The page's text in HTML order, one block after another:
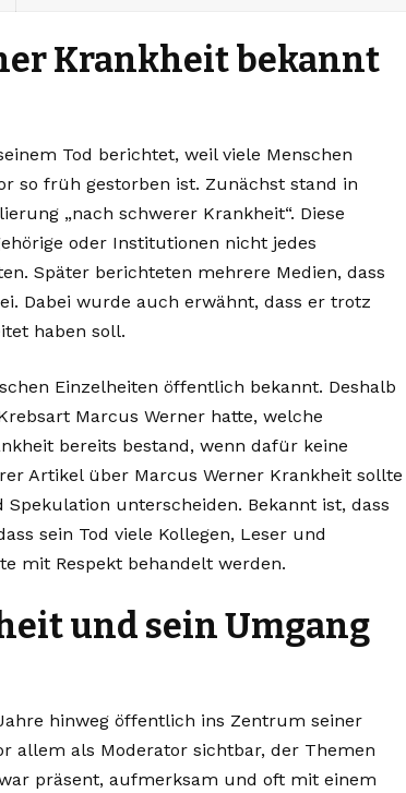
Krankheit bekannt
Tod berichtet, weil viele Menschen
so früh gestorben ist. Zunächst stand in
„nach schwerer Krankheit“. Diese
oder Institutionen nicht jedes
Später berichteten mehrere Medien, dass
Dabei wurde auch erwähnt, dass er trotz
haben soll.
Einzelheiten öffentlich bekannt. Deshalb
Marcus Werner hatte, welche
bereits bestand, wenn dafür keine
Artikel über Marcus Werner Krankheit sollte
unterscheiden. Bekannt ist, dass
sein Tod viele Kollegen, Leser und
mit Respekt behandelt werden.
und sein Umgang
hinweg öffentlich ins Zentrum seiner
allem als Moderator sichtbar, der Themen
präsent, aufmerksam und oft mit einem